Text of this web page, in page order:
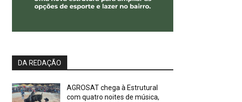
DA REDAÇÃO
AGROSAT chega à Estrutural
com quatro noites de música,